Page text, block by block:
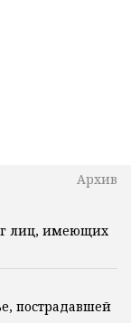
Архив
лиц, имеющих
пострадавшей